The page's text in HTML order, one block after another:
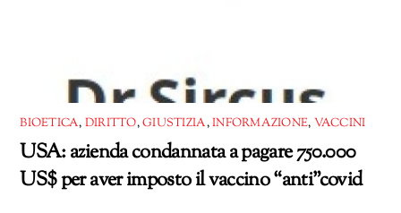
BIOETICA, DIRITTO,GIUSTIZIA,INFORMAZIONE, VACCINI
USA: azienda condannata a pagare 750.000
US$ per aver imposto il vaccino “anti”covid